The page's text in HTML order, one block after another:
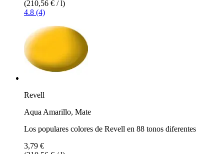
(210,56 € / l)
4.8 (4)
Revell
Aqua Amarillo, Mate
Los populares colores de Revell en 88 tonos diferentes
3,79 €